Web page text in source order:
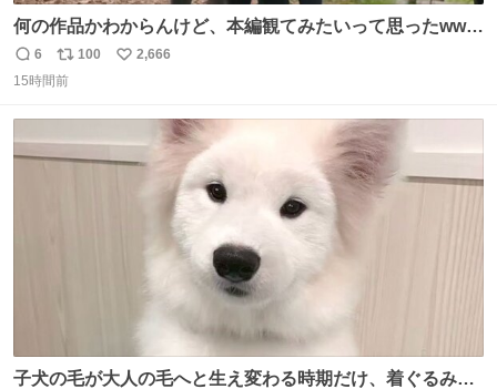
何の作品かわからんけど、本編観てみたいって思ったwww
韓ドラよね？
返
信
6
リ
ポ
数
100
い
2,666
15時間前
子犬の毛が大人の毛へと生え変わる時期だけ、着ぐるみを